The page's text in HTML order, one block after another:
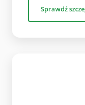
Sprawdź